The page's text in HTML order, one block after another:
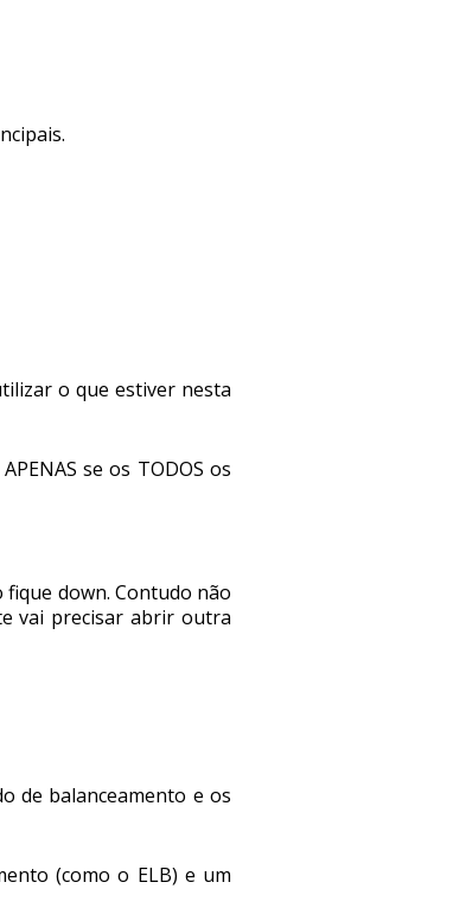
o que estiver nesta
se os TODOS os
fique down. Contudo não
vai precisar abrir outra
de balanceamento e os
(como o ELB) e um